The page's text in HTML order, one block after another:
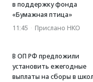
в поддержку фонда
«Бумажная птица»
11:45 · Прислано НКО
В ОП РФ предложили
установить ежегодные
выплаты на сборы в